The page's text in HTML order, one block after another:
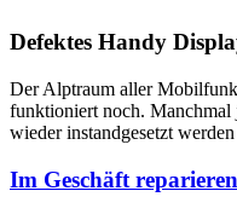
Defektes Handy
Der Alptraum aller
funktioniert noch. Manchmal
wieder instandgesetzt
Im Geschäft